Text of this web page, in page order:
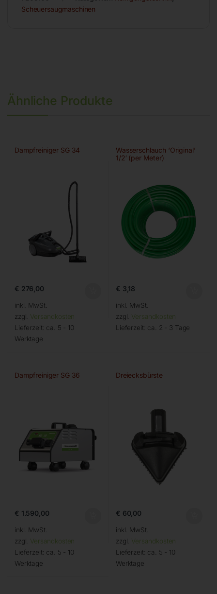
Scheuersaugmaschinen
Ähnliche Produkte
Dampfreiniger SG 34
€ 276,00
inkl. MwSt.
zzgl. Versandkosten
Lieferzeit: ca. 5 - 10
Werktage
Wasserschlauch ‘Original’
1/2′ (per Meter)
€ 3,18
inkl. MwSt.
zzgl. Versandkosten
Lieferzeit: ca. 2 - 3 Tage
Dampfreiniger SG 36
€ 1.590,00
inkl. MwSt.
zzgl. Versandkosten
Lieferzeit: ca. 5 - 10
Werktage
Dreiecksbürste
€ 60,00
inkl. MwSt.
zzgl. Versandkosten
Lieferzeit: ca. 5 - 10
Werktage